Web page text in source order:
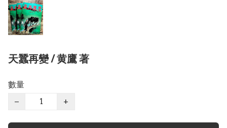
天蠶再變 / 黄鷹 著
數量
−
+